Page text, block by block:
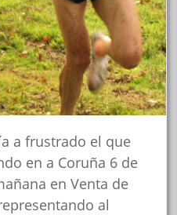
a frustrado el que
en a Coruña 6 de
en Venta de
al